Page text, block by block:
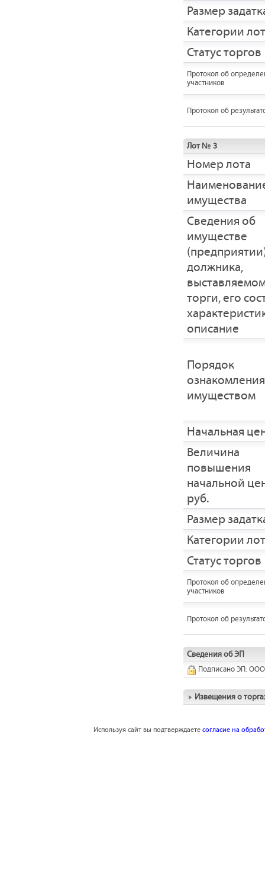
Размер
Категории
Статус торгов
Протокол об
участников
Протокол об
Лот № 3
Номер лота
имущества
Cведения об
имуществе
должника,
торги, его
описание
Порядок
имуществом
Начальная
Величина
повышения
начальной
руб.
Размер
Категории
Статус торгов
Протокол об
участников
Протокол об
Сведения об ЭП
Подписано ЭП:
Извещения о
Используя сайт вы подтверждаете согласие на